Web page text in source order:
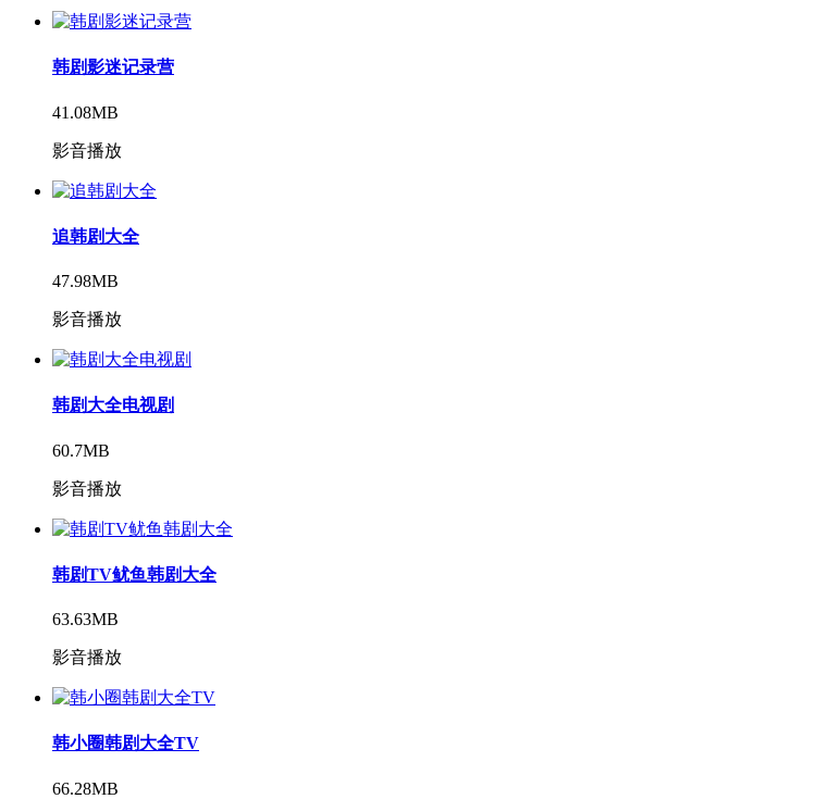
韩剧影迷记录营
41.08MB
影音播放
追韩剧大全
47.98MB
影音播放
韩剧大全电视剧
60.7MB
影音播放
韩剧TV鱿鱼韩剧大全
63.63MB
影音播放
韩小圈韩剧大全TV
66.28MB